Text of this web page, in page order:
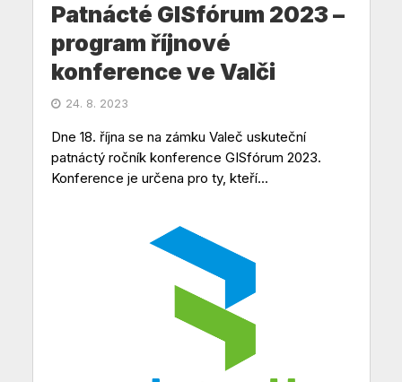
Patnácté GISfórum 2023 –
program říjnové
konference ve Valči
24. 8. 2023
Dne 18. října se na zámku Valeč uskuteční
patnáctý ročník konference GISfórum 2023.
Konference je určena pro ty, kteří...